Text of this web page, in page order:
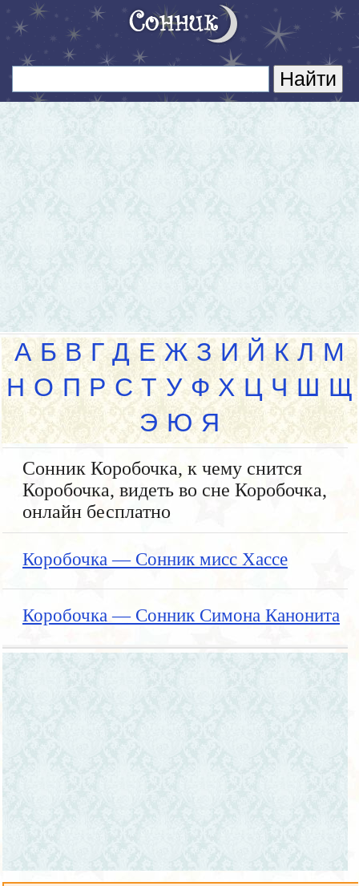
А Б В Г Д Е Ж З И Й К Л М
Н О П Р С Т У Ф Х Ц Ч Ш Щ
Э Ю Я
Сонник Коробочка, к чему снится
Коробочка, видеть во сне Коробочка,
онлайн бесплатно
Коробочка — Сонник мисс Хассе
Коробочка — Сонник Симона Канонита